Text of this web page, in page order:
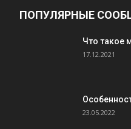
ПОПУЛЯРНЫЕ
Что такое
17.12.2021
23.05.2022